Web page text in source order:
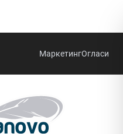
МаркетингОгласи